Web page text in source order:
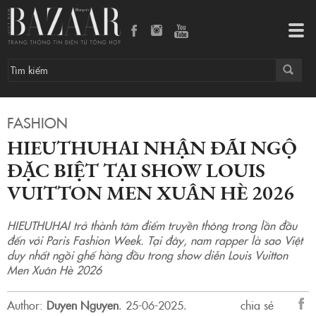
FASHION
HIEUTHUHAI NHẬN ĐÃI NGỘ
ĐẶC BIỆT TẠI SHOW LOUIS
VUITTON MEN XUÂN HÈ 2026
HIEUTHUHAI trở thành tâm điểm truyền thông trong lần đầu
đến với Paris Fashion Week. Tại đây, nam rapper là sao Việt
duy nhất ngồi ghế hàng đầu trong show diễn Louis Vuitton
Men Xuân Hè 2026
Author: Duyen Nguyen. 25-06-2025.
chia sẻ